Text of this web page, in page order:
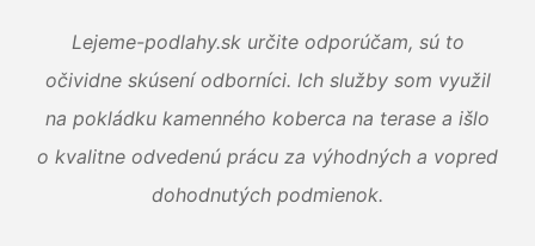
Lejeme-podlahy.sk určite odporúčam, sú to
očividne skúsení odborníci. Ich služby som využil
na pokládku kamenného koberca na terase a išlo
o kvalitne odvedenú prácu za výhodných a vopred
dohodnutých podmienok.